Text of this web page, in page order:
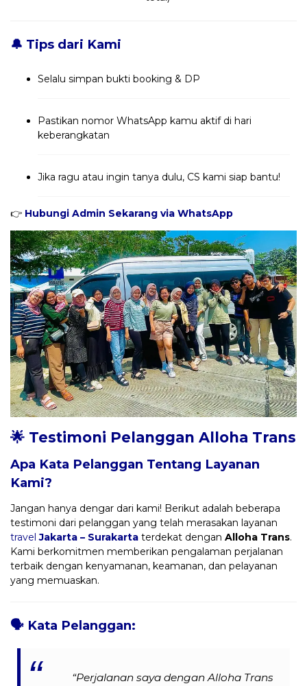
🔔 Tips dari Kami
Selalu simpan bukti booking & DP
Pastikan nomor WhatsApp kamu aktif di hari
keberangkatan
Jika ragu atau ingin tanya dulu, CS kami siap bantu!
👉 Hubungi Admin Sekarang via WhatsApp
🌟 Testimoni Pelanggan Alloha Trans
Apa Kata Pelanggan Tentang Layanan
Kami?
Jangan hanya dengar dari kami! Berikut adalah beberapa
testimoni dari pelanggan yang telah merasakan layanan
travelJakarta – Surakarta terdekat dengan Alloha Trans.
Kami berkomitmen memberikan pengalaman perjalanan
terbaik dengan kenyamanan, keamanan, dan pelayanan
yang memuaskan.
🗣️ Kata Pelanggan:
“Perjalanan saya dengan Alloha Trans